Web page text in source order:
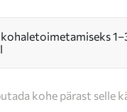
kohe pärast selle